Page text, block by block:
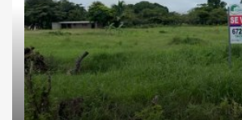
FincasInversionesLotes
comercialesNegocios